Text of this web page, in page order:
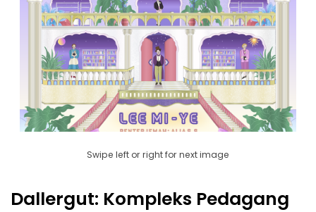
Swipe left or right for next image
Dallergut: Kompleks Pedagang